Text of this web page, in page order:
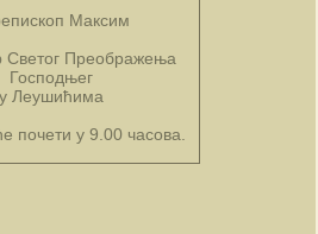
Максим
Светог Преображења
Господњег
у Леушићима
почети у 9.00 часова.